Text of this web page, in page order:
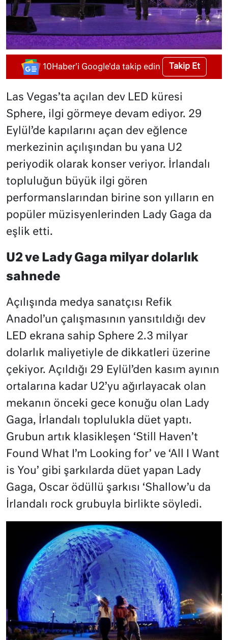
10Haber'i Google'da takip edin Takip Et
Las Vegas’ta açılan dev LED küresi
Sphere, ilgi görmeye devam ediyor. 29
Eylül’de kapılarını açan dev eğlence
merkezinin açılışından bu yana U2
periyodik olarak konser veriyor. İrlandalı
topluluğun büyük ilgi gören
performanslarından birine son yılların en
popüler müzisyenlerinden Lady Gaga da
eşlik etti.
U2 ve Lady Gaga milyar dolarlık
sahnede
Açılışında medya sanatçısı Refik
Anadol’un çalışmasının yansıtıldığı dev
LED ekrana sahip Sphere 2.3 milyar
dolarlık maliyetiyle de dikkatleri üzerine
çekiyor. Açıldığı 29 Eylül’den kasım ayının
ortalarına kadar U2’yu ağırlayacak olan
mekanın önceki gece konuğu olan Lady
Gaga, İrlandalı toplulukla düet yaptı.
Grubun artık klasikleşen ‘Still Haven’t
Found What I’m Looking for’ ve ‘All I Want
is You’ gibi şarkılarda düet yapan Lady
Gaga, Oscar ödüllü şarkısı ‘Shallow’u da
İrlandalı rock grubuyla birlikte söyledi.